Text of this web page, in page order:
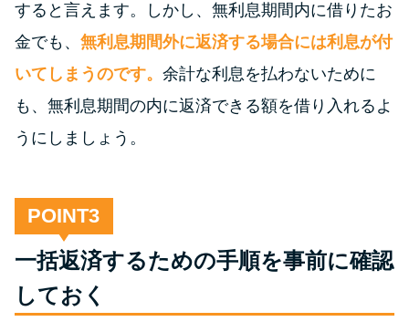
学生がお金を借りる方法は？親
へのバレにくさや将来への影響
ソフト闇金とは？悪質な手口に
てはいけない理由と借りた場合
の対処法
すると言えます。しかし、無利息期間内に借りたお
金でも、 無利息期間外に返済する場合には利息が付
いてしまうのです。 余計な利息を払わないために
も、無利息期間の内に返済できる額を借り入れるよ
うにしましょう。
POINT
一括返済するための手順を事前に確認
しておく